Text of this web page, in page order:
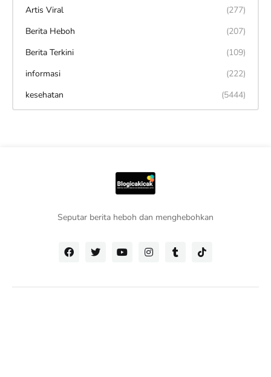
Artis Viral
(277)
Berita Heboh
(207)
Berita Terkini
(109)
informasi
(222)
kesehatan
(5444)
Seputar berita heboh dan menghebohkan